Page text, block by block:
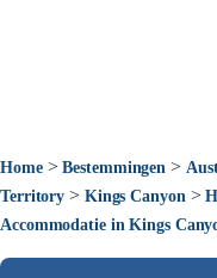
Home>Bestemmingen >
Territory > Kings Canyon >
Accommodatie in Kings